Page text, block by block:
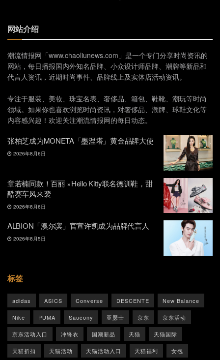
网站介绍
潮流情报网「www.chaoliunews.com」是一个专门分享时尚资讯的
网站，每日播报国内外知名品牌、小众设计师品牌、潮牌等新品和
代言人资讯，近期时尚事件、品牌线上及实体店活动资讯。
专注于服装、美妆、珠宝名表、奢侈品、箱包、鞋靴、潮玩等时尚
领域。如果你也喜欢浏览时尚资讯，对奢侈品、潮牌、球鞋文化等
内容感兴趣！欢迎关注潮流情报网的每日动态。
张柏芝成为MONETA「墨涅塔」黄金品牌大使
2026年8月6日
章若楠同款！百丽 ×Hello Kitty联名德训鞋，甜
酷赛车风来袭
2026年8月6日
ALBION「澳尔滨」官宣许凯成为品牌代言人
2026年8月5日
标签
adidas ASICS Converse DESCENTE New Balance
Nike PUMA Saucony 亚瑟士 京东 京东活动
京东活动入口 冲锋衣 国潮新品 天猫 天猫国际
天猫折扣 天猫活动 天猫活动入口 天猫福利 女包